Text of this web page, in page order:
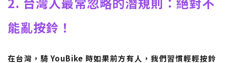
能亂按鈴！
在台灣，騎 YouBike 時如果前方有人，我們習慣輕輕按鈴